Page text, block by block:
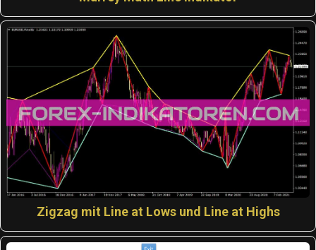
Zigzag mit Line at Lows und Line at Highs